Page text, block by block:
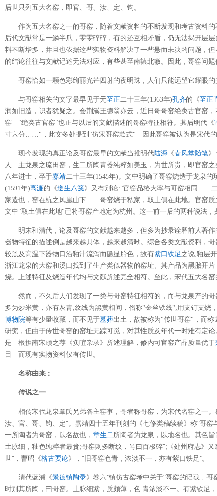
后世只列五大名窑，即官、哥、汝、定、钧。
作为五大名窑之一的哥窑，随着文献资料的不断发现和考古资料
后代文献常是一鳞半爪，零零碎碎，有的还互相矛盾，仍无法揭开层
料不断增多，并且也依据这些实物资料解决了一些悬而未决的问题，
的结论往往与文献记述无法对应，有些甚至南辕北辙。因此，哥窑问
哥窑恰如一颗色彩绚丽光芒四射的夜明珠，人们只能远望它耀眼
与哥窑相关的文字最早见于元至正二十三年(1363年)孔齐的《至正
润如旧造，识者犹疑之。会荆溪王德翁亦云，近日哥哥窑绝类古官窑
窑，"绝类古官窑"也正与以后的文献描述的哥窑特征相符。其后明代《
寸六分……"，此文多处提到"仿宋哥窑款式"，因此哥窑被认为是宋代
现今发现的真正论及哥窑最早的文献当推明代陆深 《春风堂随笔》
人，主龙泉之琉田窑，生二所陶青器纯粹如美玉，为世所贵，即官窑
八年进士，卒于嘉靖二十三年(1545年)。文中明确了哥窑烧造于龙泉
(1591年)高濂的《遵生八笺》又有别论:"官窑品格大率与哥窑相同……
家造也，窑在杭之凤凰山下……哥窑烧于私家，取土俱在此地。官窑
文中"取土俱在此地"已将哥窑产地定为杭州。这一前一后的两种说法
明末和清代，论及哥窑的文献越来越多，但多为抄录诠释前人著
器物特征的描述倒是越来越具体，越来越清晰。综合各类文献资料，
较黑及高温下器物口沿釉汁流泻而隐显胎色，故有紫口铁足 之说;釉层
浙江龙泉的大窑和溪口找到了生产类似器物的窑址。其产品为黑胎开
烧。上述特征及烧造年代均与文献所述完全相符。至此，宋代五大名
然而，不久后人们发现了一类与哥窑特征相符的，而与龙泉产的
多为炒米黄，亦有灰青;纹线为黑黄相间，俗称"金丝铁线";用支钉支烧
博物院等有少量收藏，而不见于墓葬出土，故被称为"传世哥窑"，而称
研究，但由于传世哥窑的窑址无踪可觅，对其性质及年代一时难有定
是，根据南宋顾之荐《负暄杂录》所述理解，修内司官窑产品质量优于
目，而现有实物资料仅有传世。
名称由来：
传说之一
相传宋代龙泉章氏兄弟各主窑事，哥者称哥窑，为宋代名窑之一
汝、官、哥、钧、定"。嘉靖四十五年刊刻的《七修类稿续稿》称"哥窑
一所陶者为哥窑，以名故也， 章生二所陶者为龙泉，以地名也。其色
土脉细，釉色纯粹者最贵;哥窑则多断纹，号曰百极碎";《处州府志》
世"，曹昭《格古要论》，"旧哥窑色青，浓淡不一，亦有紫口铁足"。
清代蓝浦《景德镇陶录》卷六"镇仿古窑考中关于"哥窑的记载，
时别其所陶，曰哥窑。土脉细紫，质颇薄，色 青浓淡不一。有紫铁足